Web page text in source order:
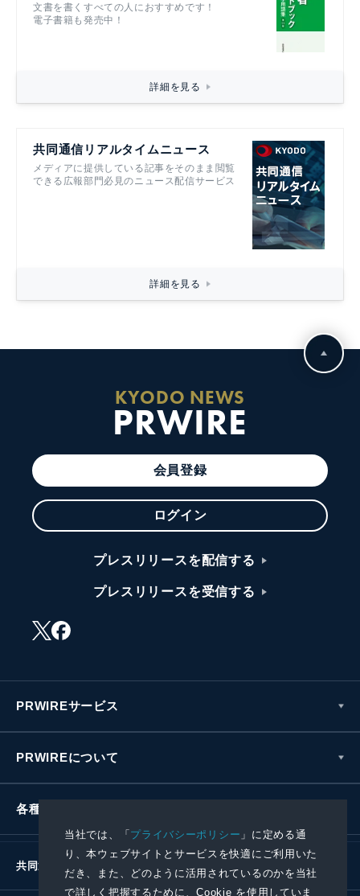
当社では、「プライバシーポリシー 」に定める通
り、本ウェブサイトとサービスを快適にご利用いた
だき、また、どのように活用されているのかを当社
で詳しく把握するために、Cookie を使用していま
文書を書くすべての人におすすめです！
電子書籍も発売中！
詳細を見る
共同通信リアルタイムニュース
メディアに提供している記事をそのまま閲覧
できる広報部門必見のニュース配信サービス
詳細を見る
KYODO NEWS
PRWIRE
会員登録
ログイン
プレスリリースを配信する
プレスリリースを受信する
PRWIREサービス
PRWIREについて
各種お問い合わせ
共同通信社グループ